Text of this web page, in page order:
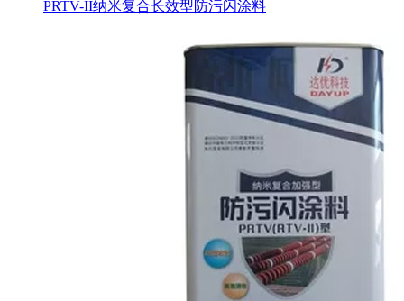
PRTV-II纳米复合长效型防污闪涂料